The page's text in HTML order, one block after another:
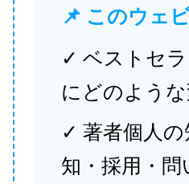
📌 このウェ
✓ ベストセ
にどのよう
✓ 著者個人
知・採用・